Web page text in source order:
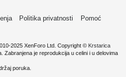
Politika privatnosti
Pomoć
2025 XenForo Ltd. Copyright © Krstarica
Zabranjena je reprodukcija u celini i u delovima
poruka.